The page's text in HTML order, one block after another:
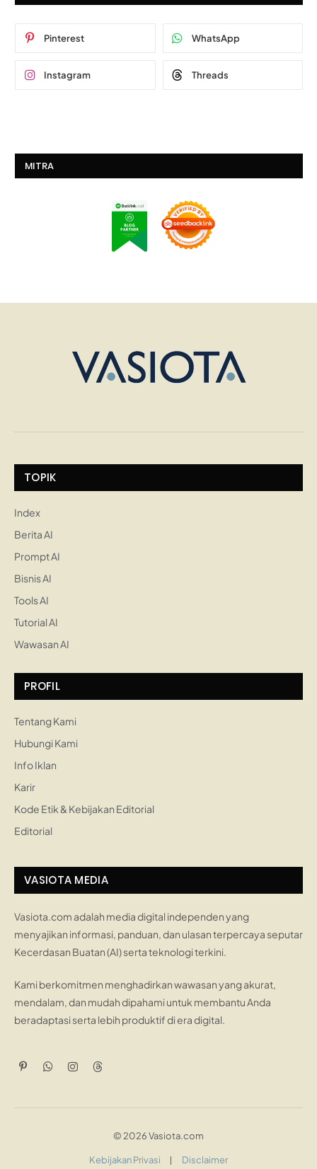
Pinterest WhatsApp
Instagram Threads
MITRA
TOPIK
Index
Berita AI
Prompt AI
Bisnis AI
Tools AI
Tutorial AI
Wawasan AI
PROFIL
Tentang Kami
Hubungi Kami
Info Iklan
Karir
Kode Etik & Kebijakan Editorial
Editorial
VASIOTA MEDIA
Vasiota.com adalah media digital independen yang
menyajikan informasi, panduan, dan ulasan terpercaya seputar
Kecerdasan Buatan (AI) serta teknologi terkini.
Kami berkomitmen menghadirkan wawasan yang akurat,
mendalam, dan mudah dipahami untuk membantu Anda
beradaptasi serta lebih produktif di era digital.
PinterestWhatsApp
InstagramThreads
© 2026 Vasiota.com
Kebijakan Privasi Disclaimer